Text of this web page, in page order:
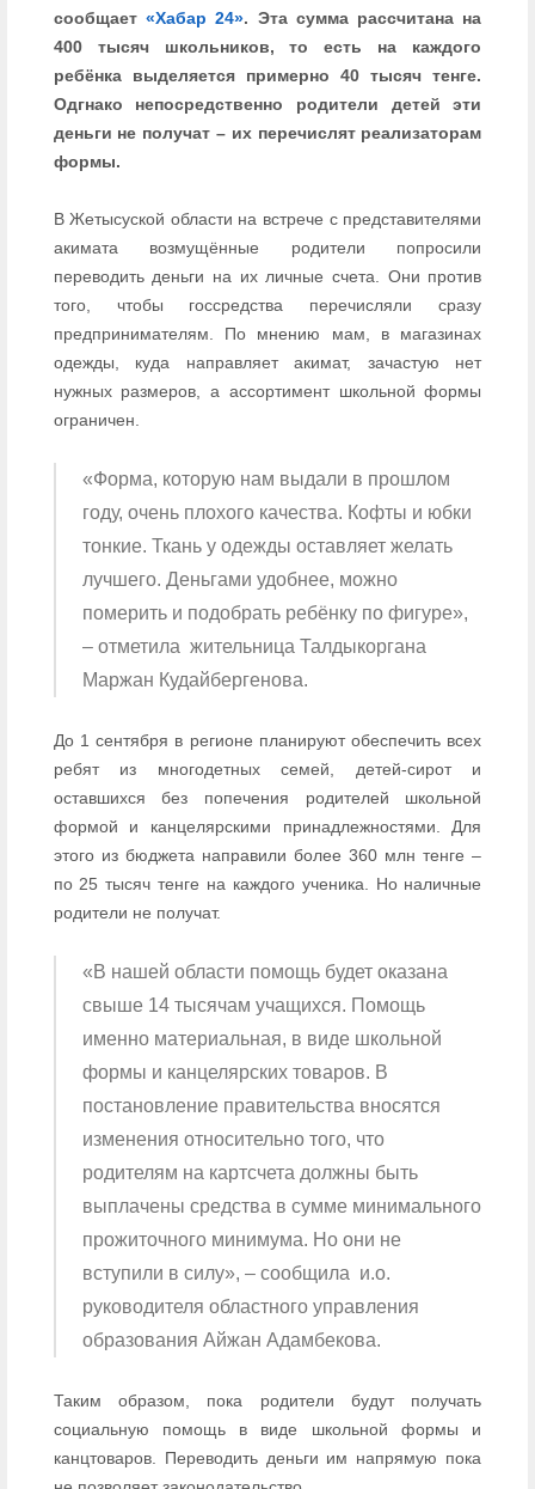
сообщает «Хабар 24». Эта сумма рассчитана на
400 тысяч школьников, то есть на каждого
ребёнка выделяется примерно 40 тысяч тенге.
Одгнако непосредственно родители детей эти
деньги не получат – их перечислят реализаторам
формы.
В Жетысуской области на встрече с представителями
акимата возмущённые родители попросили
переводить деньги на их личные счета. Они против
того, чтобы госсредства перечисляли сразу
предпринимателям. По мнению мам, в магазинах
одежды, куда направляет акимат, зачастую нет
нужных размеров, а ассортимент школьной формы
ограничен.
«Форма, которую нам выдали в прошлом
году, очень плохого качества. Кофты и юбки
тонкие. Ткань у одежды оставляет желать
лучшего. Деньгами удобнее, можно
померить и подобрать ребёнку по фигуре»,
– отметила жительница Талдыкоргана
Маржан Кудайбергенова.
До 1 сентября в регионе планируют обеспечить всех
ребят из многодетных семей, детей-сирот и
оставшихся без попечения родителей школьной
формой и канцелярскими принадлежностями. Для
этого из бюджета направили более 360 млн тенге –
по 25 тысяч тенге на каждого ученика. Но наличные
родители не получат.
«В нашей области помощь будет оказана
свыше 14 тысячам учащихся. Помощь
именно материальная, в виде школьной
формы и канцелярских товаров. В
постановление правительства вносятся
изменения относительно того, что
родителям на картсчета должны быть
выплачены средства в сумме минимального
прожиточного минимума. Но они не
вступили в силу», – сообщила и.о.
руководителя областного управления
образования Айжан Адамбекова.
Таким образом, пока родители будут получать
социальную помощь в виде школьной формы и
канцтоваров. Переводить деньги им напрямую пока